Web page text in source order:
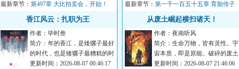
家族有子嗣诞生...
最新章节： 第497章 大比拍卖会，开始！
香江风云：扎职为王
作者：毕时叁
简介：年的香江，是矮骡子最好
的时代，也是矮骡子最糟糕的时
代。Tobeornottobe这个问题，摆
更新时间：2026-08-07 00:46:17
支路；无数彪炳史...
最新章节： 第一千一百五十五章 育胎传子
从废土崛起横扫诸天！
作者：夜南听风
简介：生命万物，皆有灵性。宇
宙本质，即是原能。破碎的废土
上，充斥着辐射与畸变，浩瀚的
更新时间：2026-08-07 21:46:06